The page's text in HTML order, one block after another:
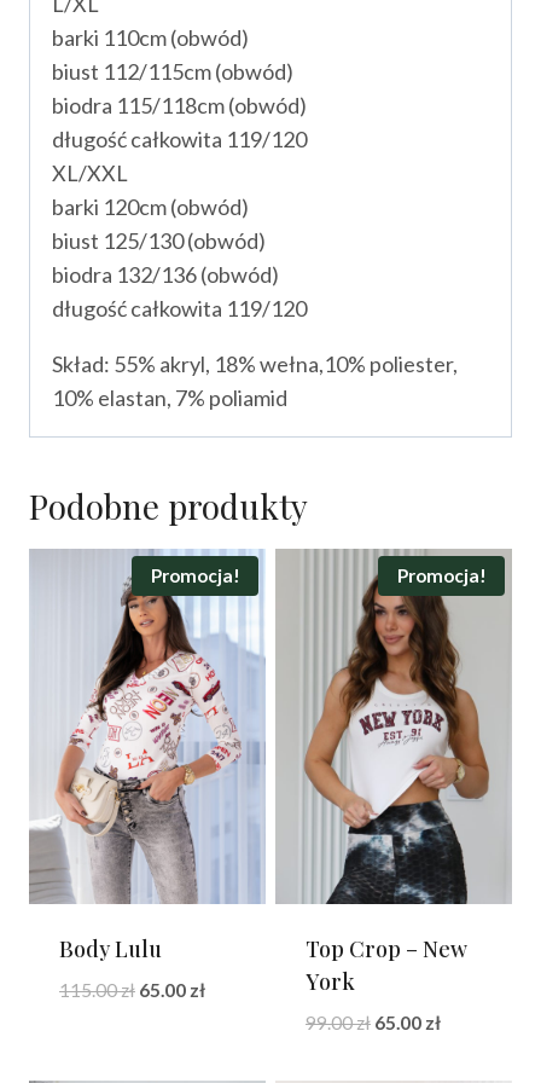
barki 110cm (obwód)
biust 112/115cm (obwód)
biodra 115/118cm (obwód)
długość całkowita 119/120
XL/XXL
barki 120cm (obwód)
biust 125/130 (obwód)
biodra 132/136 (obwód)
długość całkowita 119/120
Skład: 55% akryl, 18% wełna,10% poliester,
10% elastan, 7% poliamid
Podobne produkty
Promocja!
Body Lulu
115.00zł Pierwotna
115.00 zł.
65.00 złAktualna
65.00 zł.
Promocja!
Top Crop – New
York
99.00zł Pierwotna
65.00 złAktualna